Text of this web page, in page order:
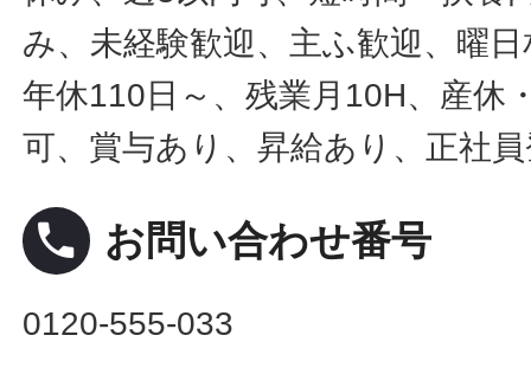
み、未経験歓迎、主ふ歓迎、曜
年休110日～、残業月10H、産休
可、賞与あり、昇給あり、正社
local_phone お問い合わせ番号
0120-555-033